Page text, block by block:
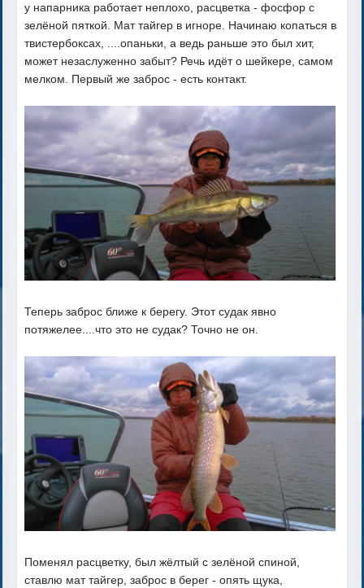
у напарника работает неплохо, расцветка - фосфор с
зелёной пяткой. Мат тайгер в игноре. Начинаю копаться в
твистербоксах, ....опаньки, а ведь раньше это был хит,
может незаслуженно забыт? Речь идёт о шейкере, самом
мелком. Первый же заброс - есть контакт.
Теперь заброс ближе к берегу. Этот судак явно
потяжелее....что это не судак? Точно не он.
Поменял расцветку, был жёлтый с зелёной спиной,
ставлю мат тайгер, заброс в берег - опять щука,